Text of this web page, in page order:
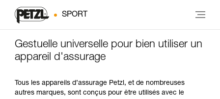
SPORT
Gestuelle universelle pour bien utiliser un
appareil d'assurage
Tous les appareils d’assurage Petzl, et de nombreuses
autres marques, sont conçus pour être utilisés avec le